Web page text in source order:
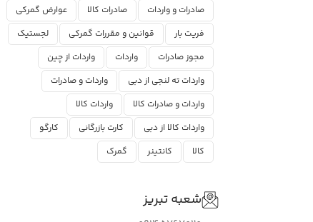
صادرات و واردات
صادرات کالا
عوارض گمرکی
فریت بار
قوانین و مقررات گمرکی
لجستیک
مجوز صادرات
واردات
واردات از چین
واردات ته لنجی از دبی
واردات و صادرات
واردات و صادرات کالا
واردات کالا
واردات کالا از دبی
کارت بازرگانی
کارگو
کالا
کانتینر گمرک
شعبه تبریز